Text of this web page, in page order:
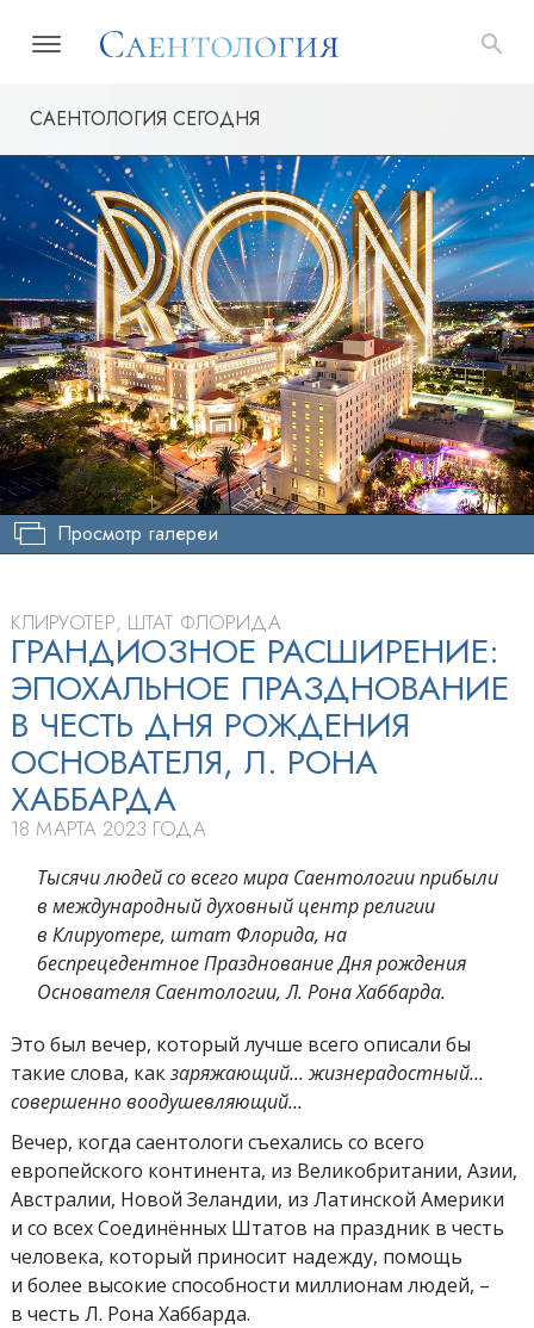
САЕНТОЛОГИЯ СЕГОДНЯ
Просмотр галереи
КЛИРУОТЕР, ШТАТ ФЛОРИДА
ГРАНДИОЗНОЕ РАСШИРЕНИЕ:
ЭПОХАЛЬНОЕ ПРАЗДНОВАНИЕ
В ЧЕСТЬ ДНЯ РОЖДЕНИЯ
ОСНОВАТЕЛЯ, Л. РОНА
ХАББАРДА
18 МАРТА 2023 ГОДА
Тысячи людей со всего мира Саентологии прибыли
в международный духовный центр религии
в Клируотере, штат Флорида, на
беспрецедентное Празднование Дня рождения
Основателя Саентологии, Л. Рона Хаббарда.
Это был вечер, который лучше всего описали бы
такие слова, какзаряжающий... жизнерадостный...
совершенно воодушевляющий...
Вечер, когда саентологи съехались со всего
европейского континента, из Великобритании, Азии,
Австралии, Новой Зеландии, из Латинской Америки
и со всех Соединённых Штатов на праздник в честь
человека, который приносит надежду, помощь
и более высокие способности миллионам людей, –
в честь Л. Рона Хаббарда.